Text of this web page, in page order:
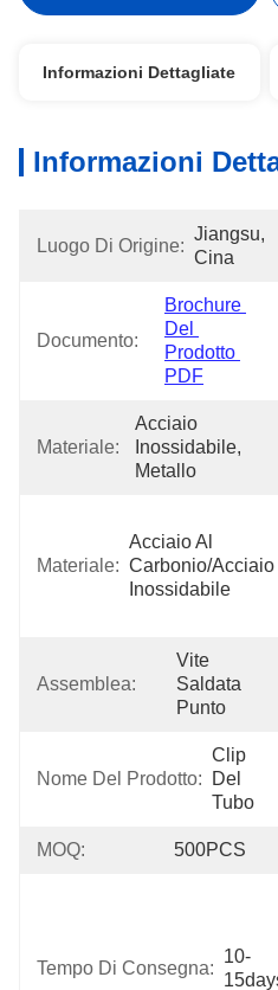
Informazioni Dettagliate
Informazioni
Luogo Di Origine:
Jiangsu,
Cina
Documento:
Brochure
Del
Prodotto
PDF
Materiale:
Acciaio
Inossidabile,
Metallo
Materiale:
Acciaio Al
Carbonio/acciaio
Inossidabile
Assemblea:
Vite
Saldata
Punto
Nome Del Prodotto:
Clip
Del
Tubo
MOQ: 500PCS
Tempo Di Consegna:
10-